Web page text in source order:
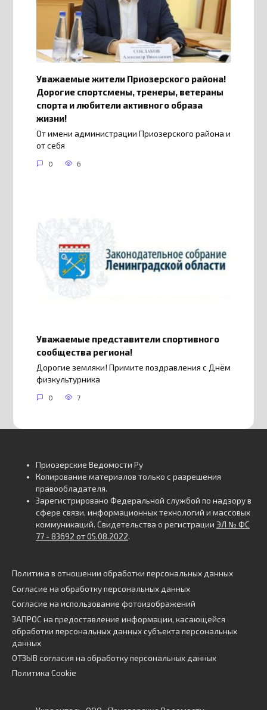
Уважаемые жители Приозерского района!
Дорогие спортсмены, тренеры, ветераны
спорта и любители активного образа
жизни!
От имени администрации Приозерского района и
от себя
0 6
Уважаемые представители спортивного
сообщества региона!
Дорогие земляки! Примите поздравления с Днём
физкультурника
0 7
Приозерские Ведомости Ру
Копирование материалов только с разрешения
правообладателя.
Зарегистрировано Федеральной службой по надзору в
сфере связи, информационных технологий и массовых
коммуникаций. Свидетельства о регистрации ЭЛ № ФС
77 - 83692 от 05.08.2022.
Политика в отношении обработки персональных данных
Согласие на обработку персональных данных
Согласие на использование фотоизображений
ЗАПРОС на предоставление информации, касающейся
обработки персональных данных субъекта персональных
данных
ОТЗЫВ согласия на обработку персональных данных
Политика Cookie